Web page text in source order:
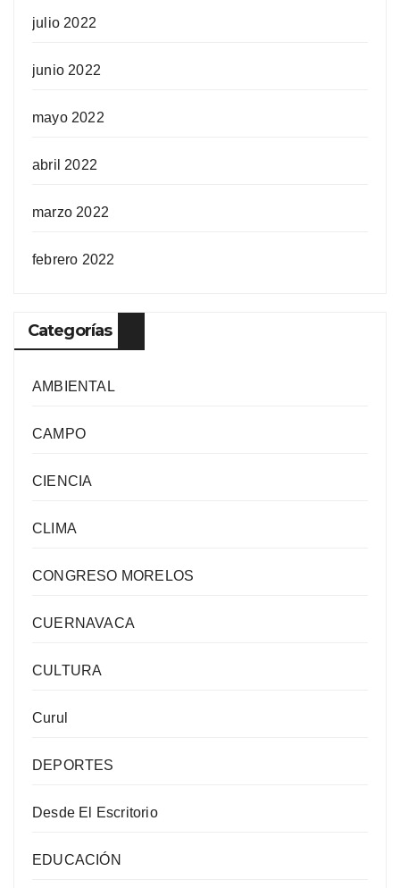
julio 2022
junio 2022
mayo 2022
abril 2022
marzo 2022
febrero 2022
Categorías
AMBIENTAL
CAMPO
CIENCIA
CLIMA
CONGRESO MORELOS
CUERNAVACA
CULTURA
Curul
DEPORTES
Desde El Escritorio
EDUCACIÓN